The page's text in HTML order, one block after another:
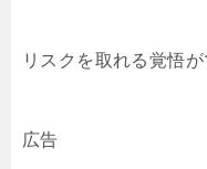
リスクを取れる覚悟
広告